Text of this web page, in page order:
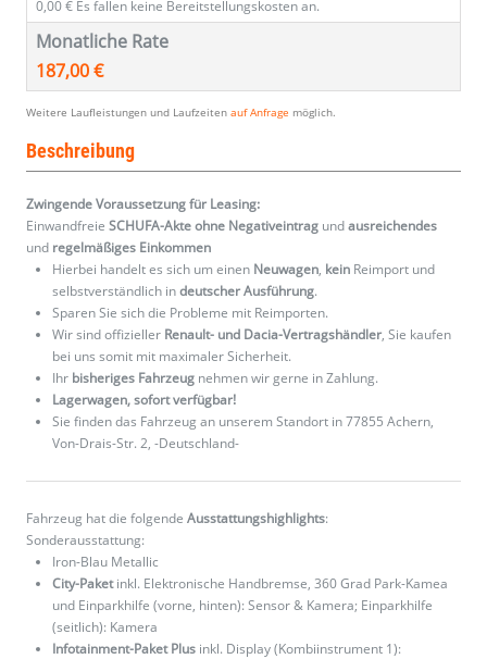
0,00 € Es fallen keine Bereitstellungskosten an.
Monatliche Rate
187,00 €
Weitere Laufleistungen und Laufzeiten auf Anfrage möglich.
Beschreibung
Zwingende Voraussetzung für Leasing:
Einwandfreie SCHUFA-Akte ohne Negativeintrag undausreichendes
und regelmäßiges Einkommen
Hierbei handelt es sich um einen Neuwagen, kein Reimport und
selbstverständlich indeutscher Ausführung.
Sparen Sie sich die Probleme mit Reimporten.
Wir sind offizieller Renault- und Dacia-Vertragshändler, Sie kaufen
bei uns somit mit maximaler Sicherheit.
Ihr bisheriges Fahrzeug nehmen wir gerne in Zahlung.
Lagerwagen, sofort verfügbar!
Sie finden das Fahrzeug an unserem Standort in 77855 Achern,
Von-Drais-Str. 2, -Deutschland-
Fahrzeug hat die folgende Ausstattungshighlights:
Sonderausstattung:
Iron-Blau Metallic
City-Paketinkl. Elektronische Handbremse, 360 Grad Park-Kamea
und Einparkhilfe (vorne, hinten): Sensor & Kamera; Einparkhilfe
(seitlich): Kamera
Infotainment-Paket Plus inkl. Display (Kombiinstrument 1):